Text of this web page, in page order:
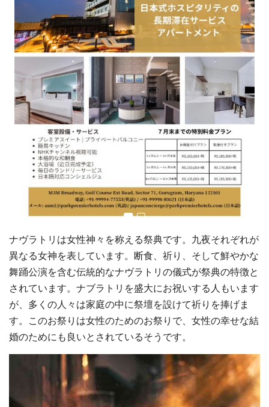
ナヴラトリは女性神々を称える祭典です。九夜それぞれが
異なる女神を表しています。断食、祈り、そして鮮やかな
舞踊公演を含む伝統的なナヴラトリの儀式が祭典の特徴と
されています。ナブラトリを盛大にお祝いする人もいます
が、多くの人々は家庭の中に祭壇を設けて祈りを捧げま
す。このお祭りは女性のためのお祭りで、女性の幸せな結
婚のためにも良いとされているそうです。